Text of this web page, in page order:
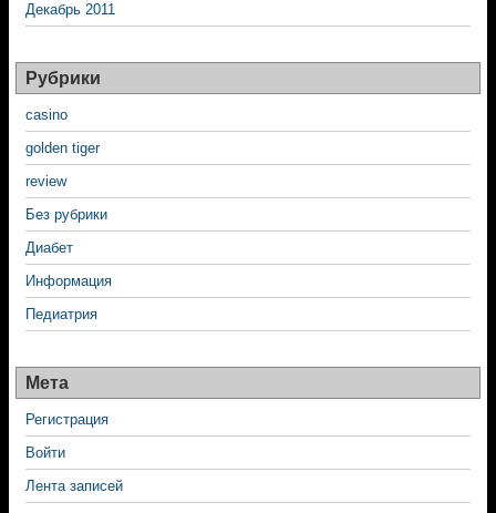
Декабрь 2011
Рубрики
casino
golden tiger
review
Без рубрики
Диабет
Информация
Педиатрия
Мета
Регистрация
Войти
Лента записей